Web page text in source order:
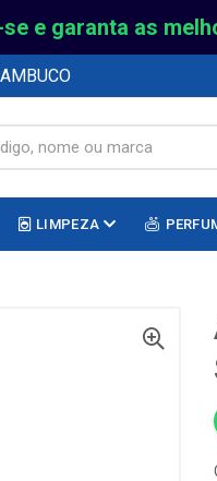
e garanta as
LIMPEZA